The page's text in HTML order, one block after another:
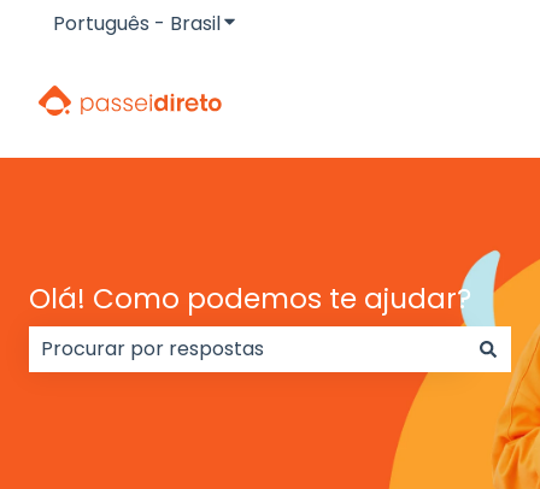
Português - BrasilMostrar submenu para traduções
Olá! Como podemos te ajudar?
Não há sugestões porque o campo de pesquisa